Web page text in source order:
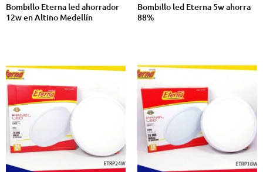
Bombillo Eterna led ahorrador
12w en Altino Medellín
Bombillo led Eterna 5w ahorra
88%